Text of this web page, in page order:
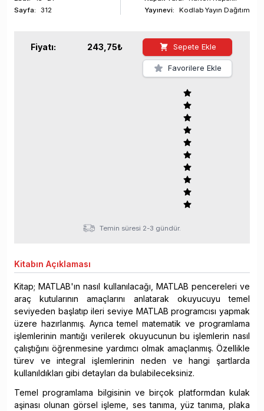
Sayfa: 312
Yayınevi:
Kodlab Yayın Dağıtım
Fiyatı: 243,75₺ Sepete Ekle
Favorilere Ekle
Temin süresi 2-3 gündür.
Kitabın Açıklaması
Kitap; MATLAB'ın nasıl kullanılacağı, MATLAB pencereleri ve
araç kutularının amaçlarını anlatarak okuyucuyu temel
seviyeden başlatıp ileri seviye MATLAB programcısı yapmak
üzere hazırlanmış. Ayrıca temel matematik ve programlama
işlemlerinin mantığı verilerek okuyucunun bu işlemlerin nasıl
çalıştığını öğrenmesine yardımcı olmak amaçlanmış. Özellikle
türev ve integral işlemlerinin neden ve hangi şartlarda
kullanıldıkları gibi detayları da bulabileceksiniz.
Temel programlama bilgisinin ve birçok platformdan kulak
aşinası olunan görsel işleme, ses tanıma, yüz tanıma, plaka